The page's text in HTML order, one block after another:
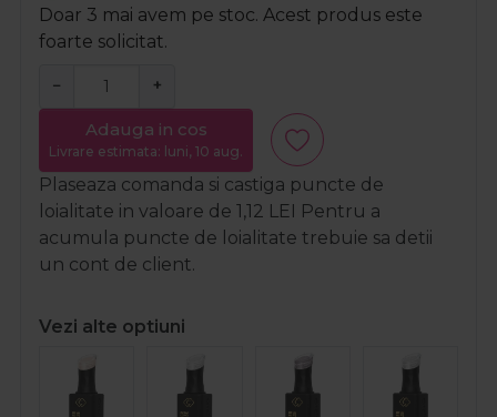
Doar 3 mai avem pe stoc. Acest produs este
foarte solicitat.
− +
Adauga in cos
Livrare estimata: luni, 10 aug.
Plaseaza comanda si castiga puncte de
loialitate in valoare de 1,12 LEI Pentru a
acumula puncte de loialitate trebuie sa detii
un cont de client.
Vezi alte optiuni